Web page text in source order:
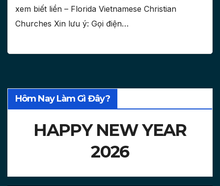
xem biết liền – Florida Vietnamese Christian
Churches Xin lưu ý: Gọi điện…
Hôm Nay Làm Gì Đây?
HAPPY NEW YEAR
2026